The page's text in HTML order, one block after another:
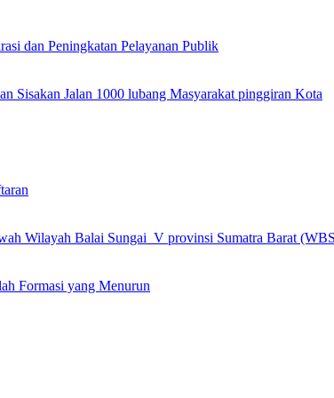
dan Peningkatan Pelayanan Publik
Sisakan Jalan 1000 lubang Masyarakat pinggiran Kota
Wilayah Balai Sungai V provinsi Sumatra Barat
Formasi yang Menurun